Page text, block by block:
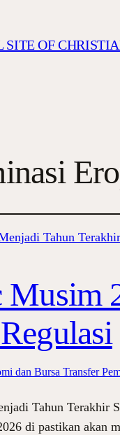
SITE OF
Musim
dan Bursa Transfer
Tahun Terakhir
di pastikan akan